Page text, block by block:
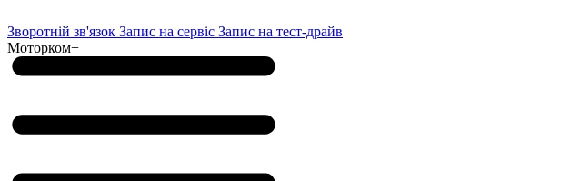
Зворотній зв'язок Запис на сервіс Запис на тест-драйв
Моторком+